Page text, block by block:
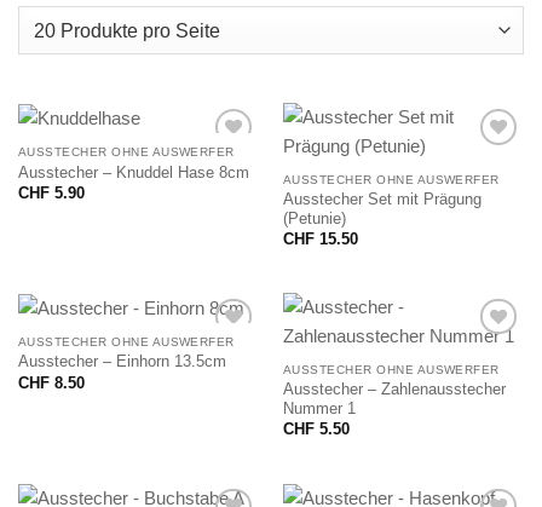
AUSSTECHER OHNE AUSWERFER
Ausstecher – Knuddel Hase 8cm
CHF5.90
AUSSTECHER OHNE AUSWERFER
Ausstecher Set mit Prägung
(Petunie)
CHF15.50
AUSSTECHER OHNE AUSWERFER
Ausstecher – Einhorn 13.5cm
CHF8.50
AUSSTECHER OHNE AUSWERFER
Ausstecher – Zahlenausstecher
Nummer 1
CHF5.50